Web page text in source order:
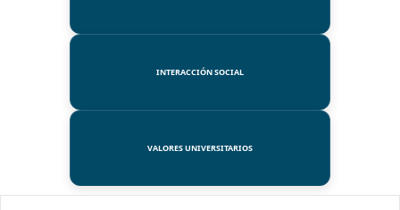
INTERACCIÓN SOCIAL
VALORES UNIVERSITARIOS